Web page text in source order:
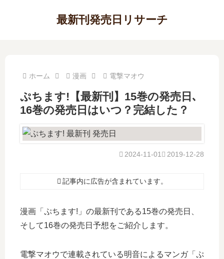
最新刊発売日リサーチ
ホーム 漫画 電撃マオウ
ぷちます!【最新刊】15巻の発売日､
16巻の発売日はいつ？完結した？
2019-12-28
2024-11-01
記事内に広告が含まれています。
漫画「ぷちます!」の最新刊である15巻の発売日、
そして16巻の発売日予想をご紹介します。
電撃マオウで連載されている明音によるマンガ「ぷ